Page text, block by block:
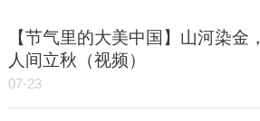
【节气里的大美中国】山河染金，
人间立秋（视频）
07-23